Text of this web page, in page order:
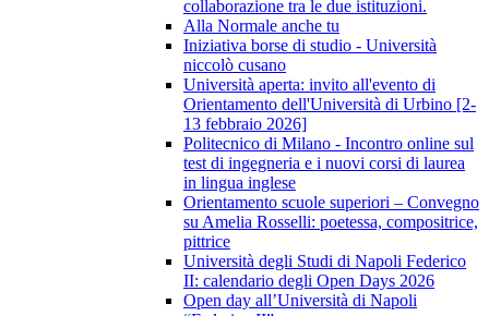
collaborazione tra le due istituzioni.
Alla Normale anche tu
Iniziativa borse di studio - Università
niccolò cusano
Università aperta: invito all'evento di
Orientamento dell'Università di Urbino [2-
13 febbraio 2026]
Politecnico di Milano - Incontro online sul
test di ingegneria e i nuovi corsi di laurea
in lingua inglese
Orientamento scuole superiori – Convegno
su Amelia Rosselli: poetessa, compositrice,
pittrice
Università degli Studi di Napoli Federico
II: calendario degli Open Days 2026
Open day all’Università di Napoli